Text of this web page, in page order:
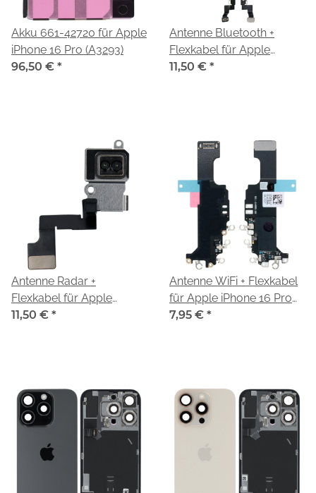
Akku 661-42720 für Apple
iPhone 16 Pro (A3293)
96,50 € *
Antenne Bluetooth +
Flexkabel für Apple
iPhone 16 Pro (A3293)
11,50 € *
Antenne Radar +
Flexkabel für Apple
iPhone 16 Pro (A3293)
11,50 € *
Antenne WiFi + Flexkabel
für Apple iPhone 16 Pro
(A3293)
7,95 € *